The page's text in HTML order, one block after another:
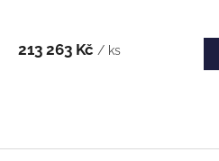
213 263 Kč / ks